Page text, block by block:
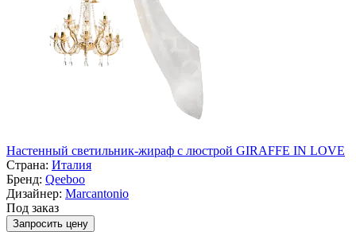
Настенный светильник-жираф с люстрой GIRAFFE IN LOVE
Страна: Италия
Бренд: Qeeboo
Дизайнер: Marcantonio
Под заказ
Запросить цену